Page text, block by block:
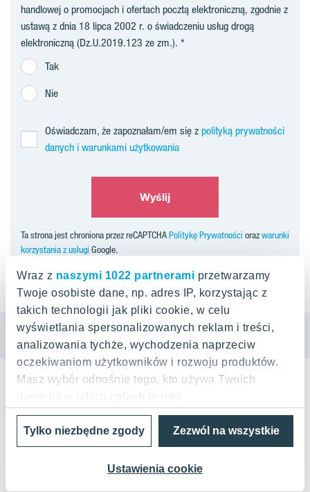
Wraz z naszymi 1022 partnerami przetwarzamy
Twoje osobiste dane, np. adres IP, korzystając z
takich technologii jak pliki cookie, w celu
wyświetlania spersonalizowanych reklam i treści,
analizowania tychże, wychodzenia naprzeciw
oczekiwaniom użytkowników i rozwoju produktów.
Masz wybór odnośnie tego, kto używa Twoich
Jeśli wyrazisz na to zgodę, chcielibyśmy również:
geograficznej z dokładnością nawet do kilku
Zezwól na wszystkie
Ustawienia cookie
Tylko niezbędne zgody
handlowej o promocjach i ofertach pocztą elektroniczną, zgodnie z
ustawą z dnia 18 lipca 2002 r. o świadczeniu usług drogą
elektroniczną (Dz.U.2019.123 ze zm.).
Tak
Nie
Oświadczam, że zapoznałam/em się z polityką prywatności
danych i warunkami użytkowania
Wyślij
Ta strona jest chroniona przez reCAPTCHAPolitykę Prywatności orazwarunki
korzystania z usługi Google.
KONTAKT Z BIUREM SPRZEDAŻY
Adres biura sprzedaży
ul. Nowotna 18
80-652 Gdańsk